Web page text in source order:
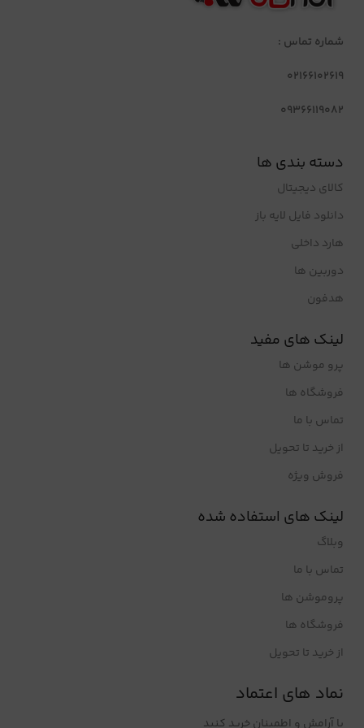
شماره تماس :
02166102619
09366119082
دسته بندی ها
کالای دیجیتال
دانلود فایل لایه باز
هارد داخلی
دوربین ها
هدفون
لینک های مفید
پرو موشن ها
فروشگاه ها
تماس با ما
از خرید تا تحویل
فروش ویژه
لینک های استفاده شده
وبلاگ
تماس با ما
پروموشن ها
فروشگاه ها
از خرید تا تحویل
نماد های اعتماد
با آرامش و اطمینان خرید کنید